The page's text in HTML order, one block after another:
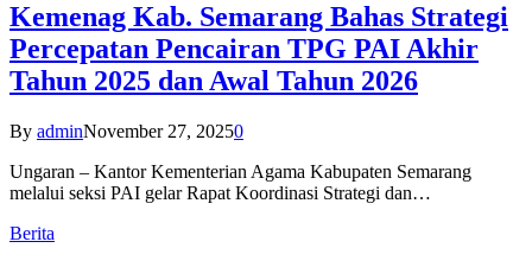
Kemenag Kab. Semarang Bahas Strategi
Percepatan Pencairan TPG PAI Akhir
Tahun 2025 dan Awal Tahun 2026
By adminNovember 27, 20250
Ungaran – Kantor Kementerian Agama Kabupaten Semarang
melalui seksi PAI gelar Rapat Koordinasi Strategi dan…
Berita